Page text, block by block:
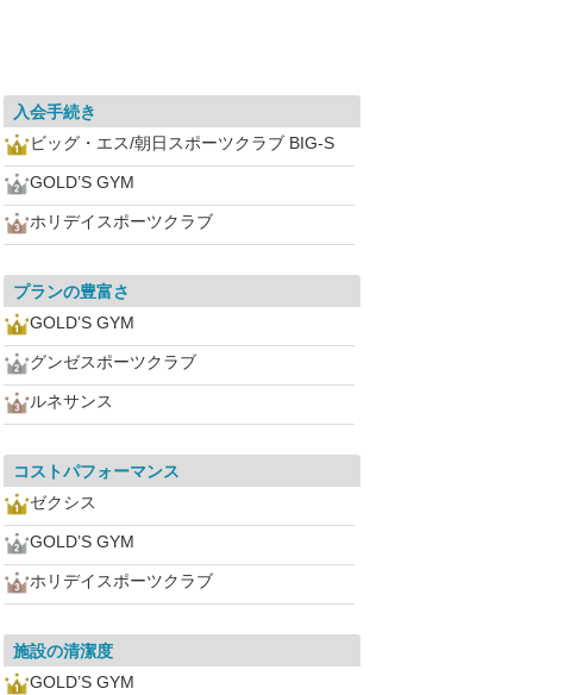
入会手続き
ビッグ・エス/朝日スポーツクラブ BIG-S
GOLD’S GYM
ホリデイスポーツクラブ
プランの豊富さ
GOLD’S GYM
グンゼスポーツクラブ
ルネサンス
コストパフォーマンス
ゼクシス
GOLD’S GYM
ホリデイスポーツクラブ
施設の清潔度
GOLD’S GYM